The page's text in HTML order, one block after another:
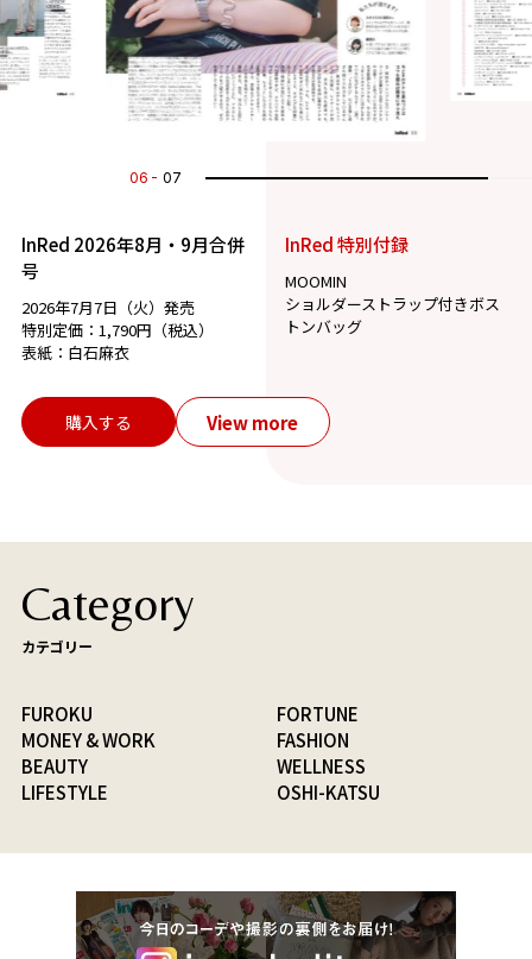
07 07
InRed 2026年8月・9月合併
号
2026年7月7日（火）発売
特別定価：1,790円（税込）
表紙：白石麻衣
InRed 特別付録
MOOMIN
ショルダーストラップ付きボス
トンバッグ
購入する View more
Category
カテゴリー
FUROKU
FORTUNE
MONEY & WORK
FASHION
BEAUTY
WELLNESS
LIFESTYLE
OSHI-KATSU